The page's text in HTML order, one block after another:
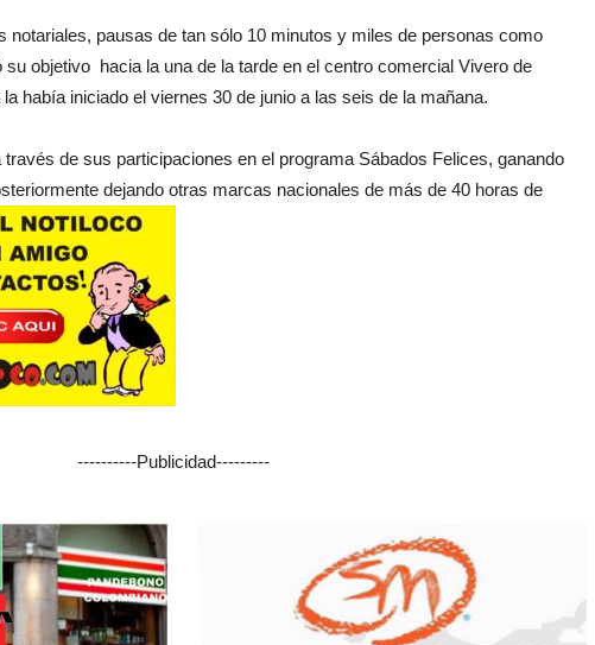
notariales, pausas de tan sólo 10 minutos y miles de personas como
su objetivo hacia la una de la tarde en el centro comercial Vivero de
había iniciado el viernes 30 de junio a las seis de la mañana.
través de sus participaciones en el programa Sábados Felices, ganando
dejando otras marcas nacionales de más de 40 horas de
----------Publicidad---------